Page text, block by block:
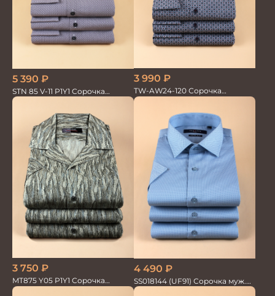
5 390 ₽
STN 85 V-11 P1Y1 Сорочка
мужская
3 990 ₽
TW-AW24-120 Сорочка
мужская
3 750 ₽
MT875 Y05 P1Y1 Сорочка
мужская
4 490 ₽
SS018144 (UF91) Сорочка муж.
кр.рук. GROSTYLE PRIME